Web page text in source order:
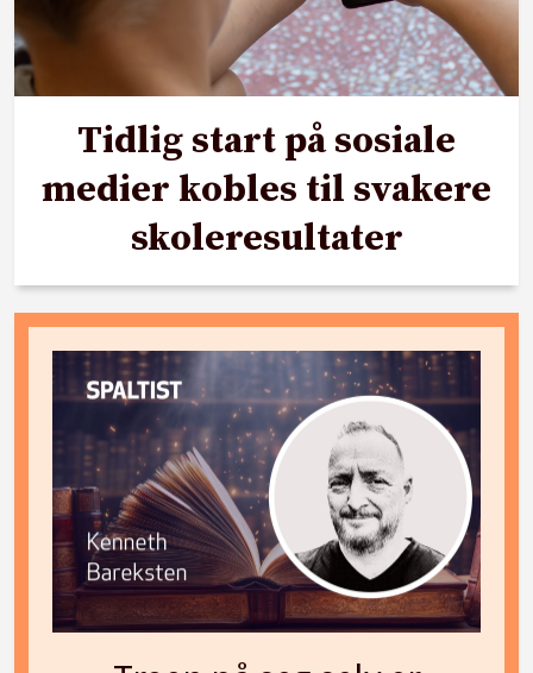
Tidlig start på sosiale
medier kobles til svakere
skoleresultater